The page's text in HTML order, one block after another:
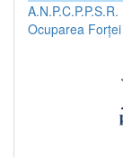
A.N.P.C.P.P.S.R.
Ocuparea